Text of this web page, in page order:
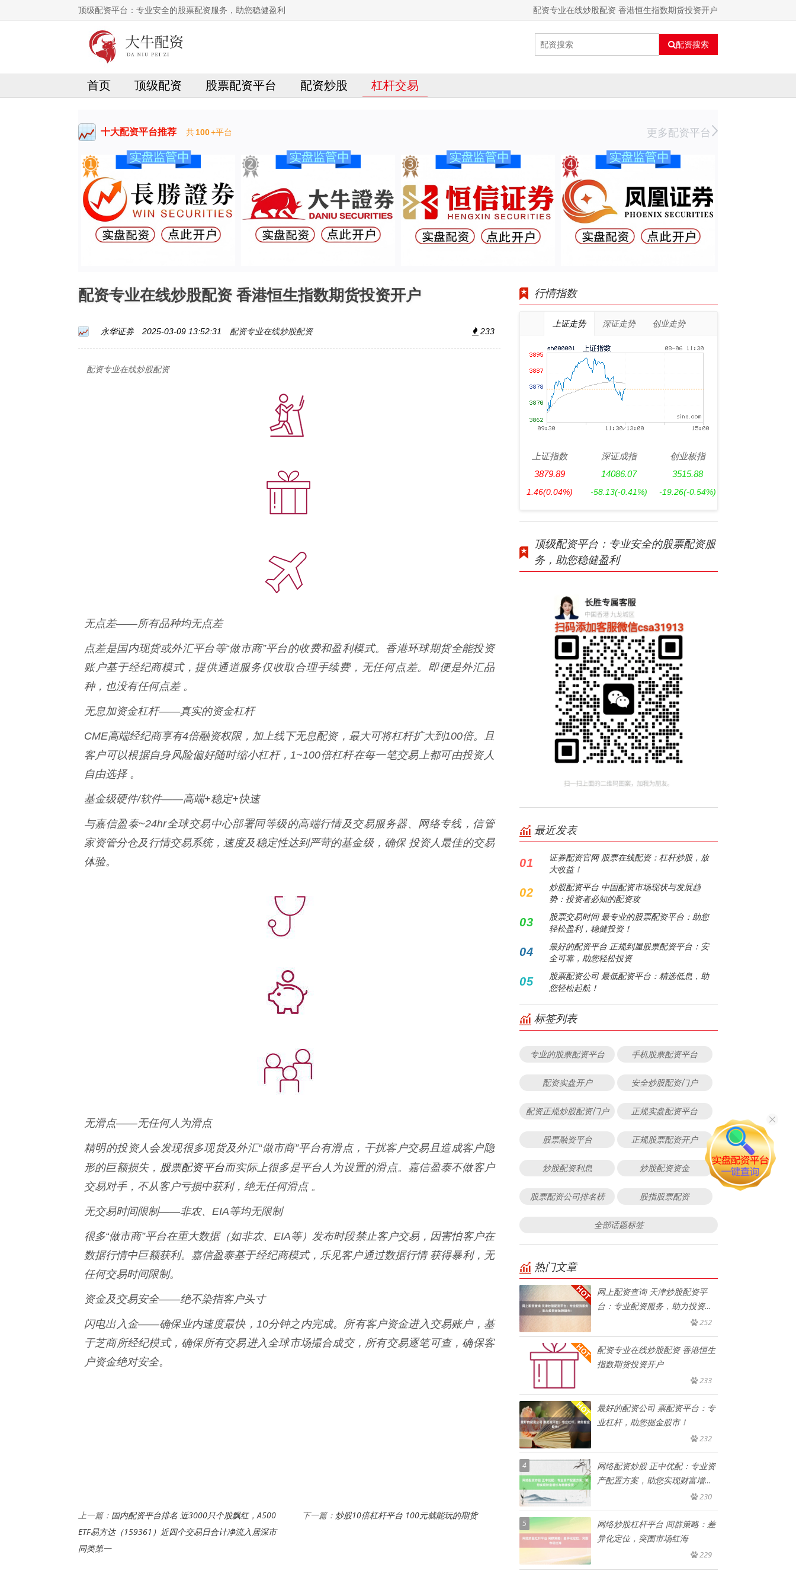
顶级配资平台：专业安全的股票配资服务，助您稳健盈利 配资专业在线炒股配资 香港恒生指数期货投资开户
配资搜索
首页 顶级配资 股票配资平台 配资炒股 杠杆交易
十大配资平台推荐 共100+平台 更多配资平台
配资专业在线炒股配资 香港恒生指数期货投资开户
永华证券 2025-03-09 13:52:31 配资专业在线炒股配资 233
配资专业在线炒股配资
无点差——所有品种均无点差
点差是国内现货或外汇平台等“做市商”平台的收费和盈利模式。香港环球期货全能投资
账户基于经纪商模式，提供通道服务仅收取合理手续费，无任何点差。即便是外汇品
种，也没有任何点差 。
无息加资金杠杆——真实的资金杠杆
CME高端经纪商享有4倍融资权限，加上线下无息配资，最大可将杠杆扩大到100倍。且
客户可以根据自身风险偏好随时缩小杠杆，1~100倍杠杆在每一笔交易上都可由投资人
自由选择 。
基金级硬件/软件——高端+稳定+快速
与嘉信盈泰~24hr全球交易中心部署同等级的高端行情及交易服务器、网络专线，信管
家资管分仓及行情交易系统，速度及稳定性达到严苛的基金级，确保 投资人最佳的交易
体验。
无滑点——无任何人为滑点
精明的投资人会发现很多现货及外汇“做市商”平台有滑点，干扰客户交易且造成客户隐
形的巨额损失， 股票配资平台而实际上很多是平台人为设置的滑点。嘉信盈泰不做客户
交易对手，不从客户亏损中获利，绝无任何滑点 。
无交易时间限制——非农、EIA等均无限制
很多“做市商”平台在重大数据（如非农、EIA等）发布时段禁止客户交易，因害怕客户在
数据行情中巨额获利。嘉信盈泰基于经纪商模式，乐见客户通过数据行情 获得暴利，无
任何交易时间限制。
资金及交易安全——绝不染指客户头寸
闪电出入金——确保业内速度最快，10分钟之内完成。所有客户资金进入交易账户，基
于芝商所经纪模式，确保所有交易进入全球市场撮合成交，所有交易逐笔可查，确保客
户资金绝对安全。
上一篇： 国内配资平台排名 近3000只个股飘红，A500
ETF易方达（159361）近四个交易日合计净流入居深市
同类第一
下一篇： 炒股10倍杠杆平台 100元就能玩的期货
行情指数
上证走势 深证走势 创业走势
上证指数
3879.89
1.46(0.04%)
深证成指
14086.07
-58.13(-0.41%)
创业板指
3515.88
-19.26(-0.54%)
顶级配资平台：专业安全的股票配资服
务，助您稳健盈利
最近发表
01
证券配资官网 股票在线配资：杠杆炒股，放
大收益！
02
炒股配资平台 中国配资市场现状与发展趋
势：投资者必知的配资攻
03
股票交易时间 最专业的股票配资平台：助您
轻松盈利，稳健投资！
04
最好的配资平台 正规到屋股票配资平台：安
全可靠，助您轻松投资
05
股票配资公司 最低配资平台：精选低息，助
您轻松起航！
标签列表
专业的股票配资平台 手机股票配资平台
配资实盘开户 安全炒股配资门户
配资正规炒股配资门户 正规实盘配资平台
股票融资平台 正规股票配资开户
炒股配资利息 炒股配资资金
股票配资公司排名榜 股指股票配资
全部话题标签
热门文章
网上配资查询 天津炒股配资平
台：专业配资服务，助力投资者
252
配资专业在线炒股配资 香港恒生
指数期货投资开户
233
最好的配资公司 票配资平台：专
业杠杆，助您掘金股市！
232
4
网络配资炒股 正中优配：专业资
产配置方案，助您实现财富增长
230
5
网络炒股杠杆平台 间群策略：差
异化定位，突围市场红海
229